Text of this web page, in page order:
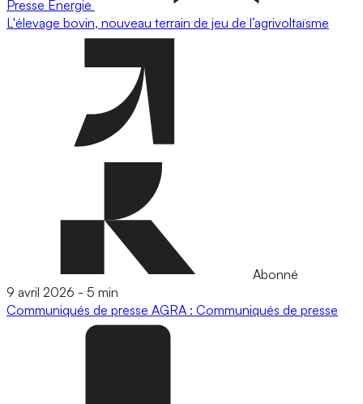
Presse Energie
L'élevage bovin, nouveau terrain de jeu de l’agrivoltaïsme
Abonné
9 avril 2026 - 5 min
Communiqués de presse AGRA : Communiqués de presse